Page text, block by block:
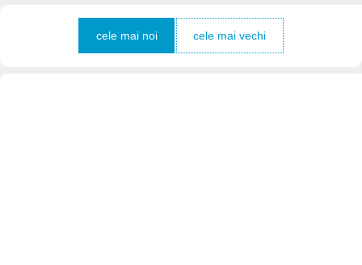
cele mai noi cele mai vechi